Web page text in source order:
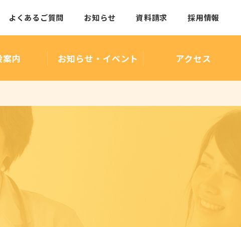
法人概要・沿革
よくあるご質問 お知らせ 資料請求 採用情報
内 お知らせ・イベント アクセス